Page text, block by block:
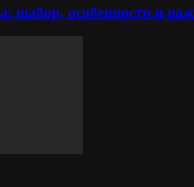
выбор, особенности и